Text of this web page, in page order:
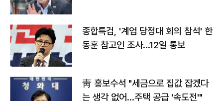
종합특검, '계엄 당정대 회의 참석' 한
동훈 참고인 조사...12일 통보
靑 홍보수석 "세금으로 집값 잡겠다
는 생각 없어…주택 공급 '속도전'"